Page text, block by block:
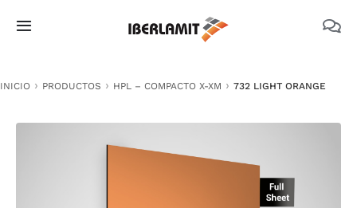
Toggle
NOSOTROS
INICIO PRODUCTOS HPL – COMPACTO X-XM 732 LIGHT ORANGE